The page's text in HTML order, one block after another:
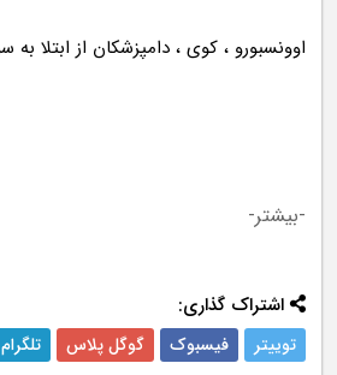
-بیشتر-
اشتراک گذاری:
توییتر فیسبوک گوگل پلاس تلگرام